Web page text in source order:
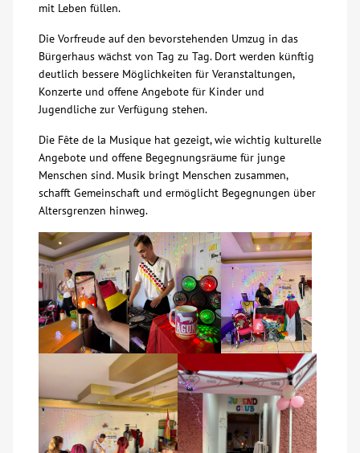
AWO BB Süd
mit Leben füllen.
Die Vorfreude auf den bevorstehenden Umzug in das
Bürgerhaus wächst von Tag zu Tag. Dort werden künftig
deutlich bessere Möglichkeiten für Veranstaltungen,
Konzerte und offene Angebote für Kinder und
Jugendliche zur Verfügung stehen.
Die Fête de la Musique hat gezeigt, wie wichtig kulturelle
Angebote und offene Begegnungsräume für junge
Menschen sind. Musik bringt Menschen zusammen,
schafft Gemeinschaft und ermöglicht Begegnungen über
Altersgrenzen hinweg.